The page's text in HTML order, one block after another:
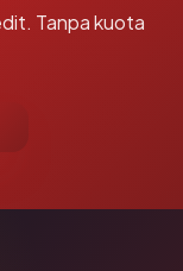
Tanpa kuota